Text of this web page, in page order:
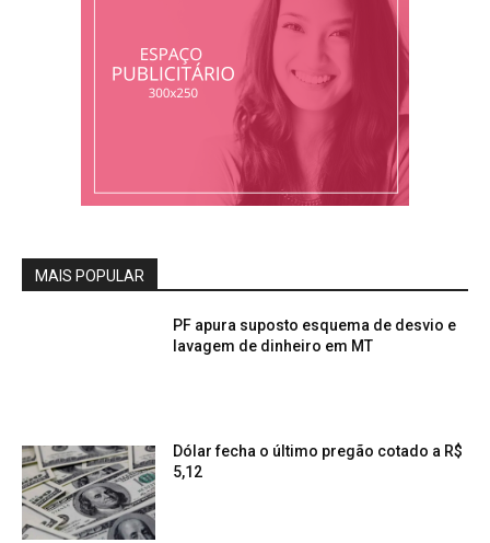
MAIS POPULAR
PF apura suposto esquema de desvio e
lavagem de dinheiro em MT
Dólar fecha o último pregão cotado a R$
5,12